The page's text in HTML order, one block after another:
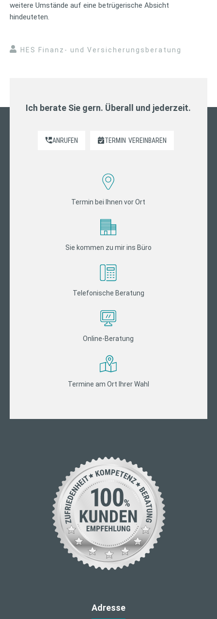
weitere Umstände auf eine betrügerische Absicht
hindeuteten.
HES Finanz- und Versicherungsberatung
Ich berate Sie gern. Überall und jederzeit.
ANRUFEN TERMIN VEREINBAREN
Termin bei Ihnen vor Ort
Sie kommen zu mir ins Büro
Telefonische Beratung
Online-Beratung
Termine am Ort Ihrer Wahl
Adresse